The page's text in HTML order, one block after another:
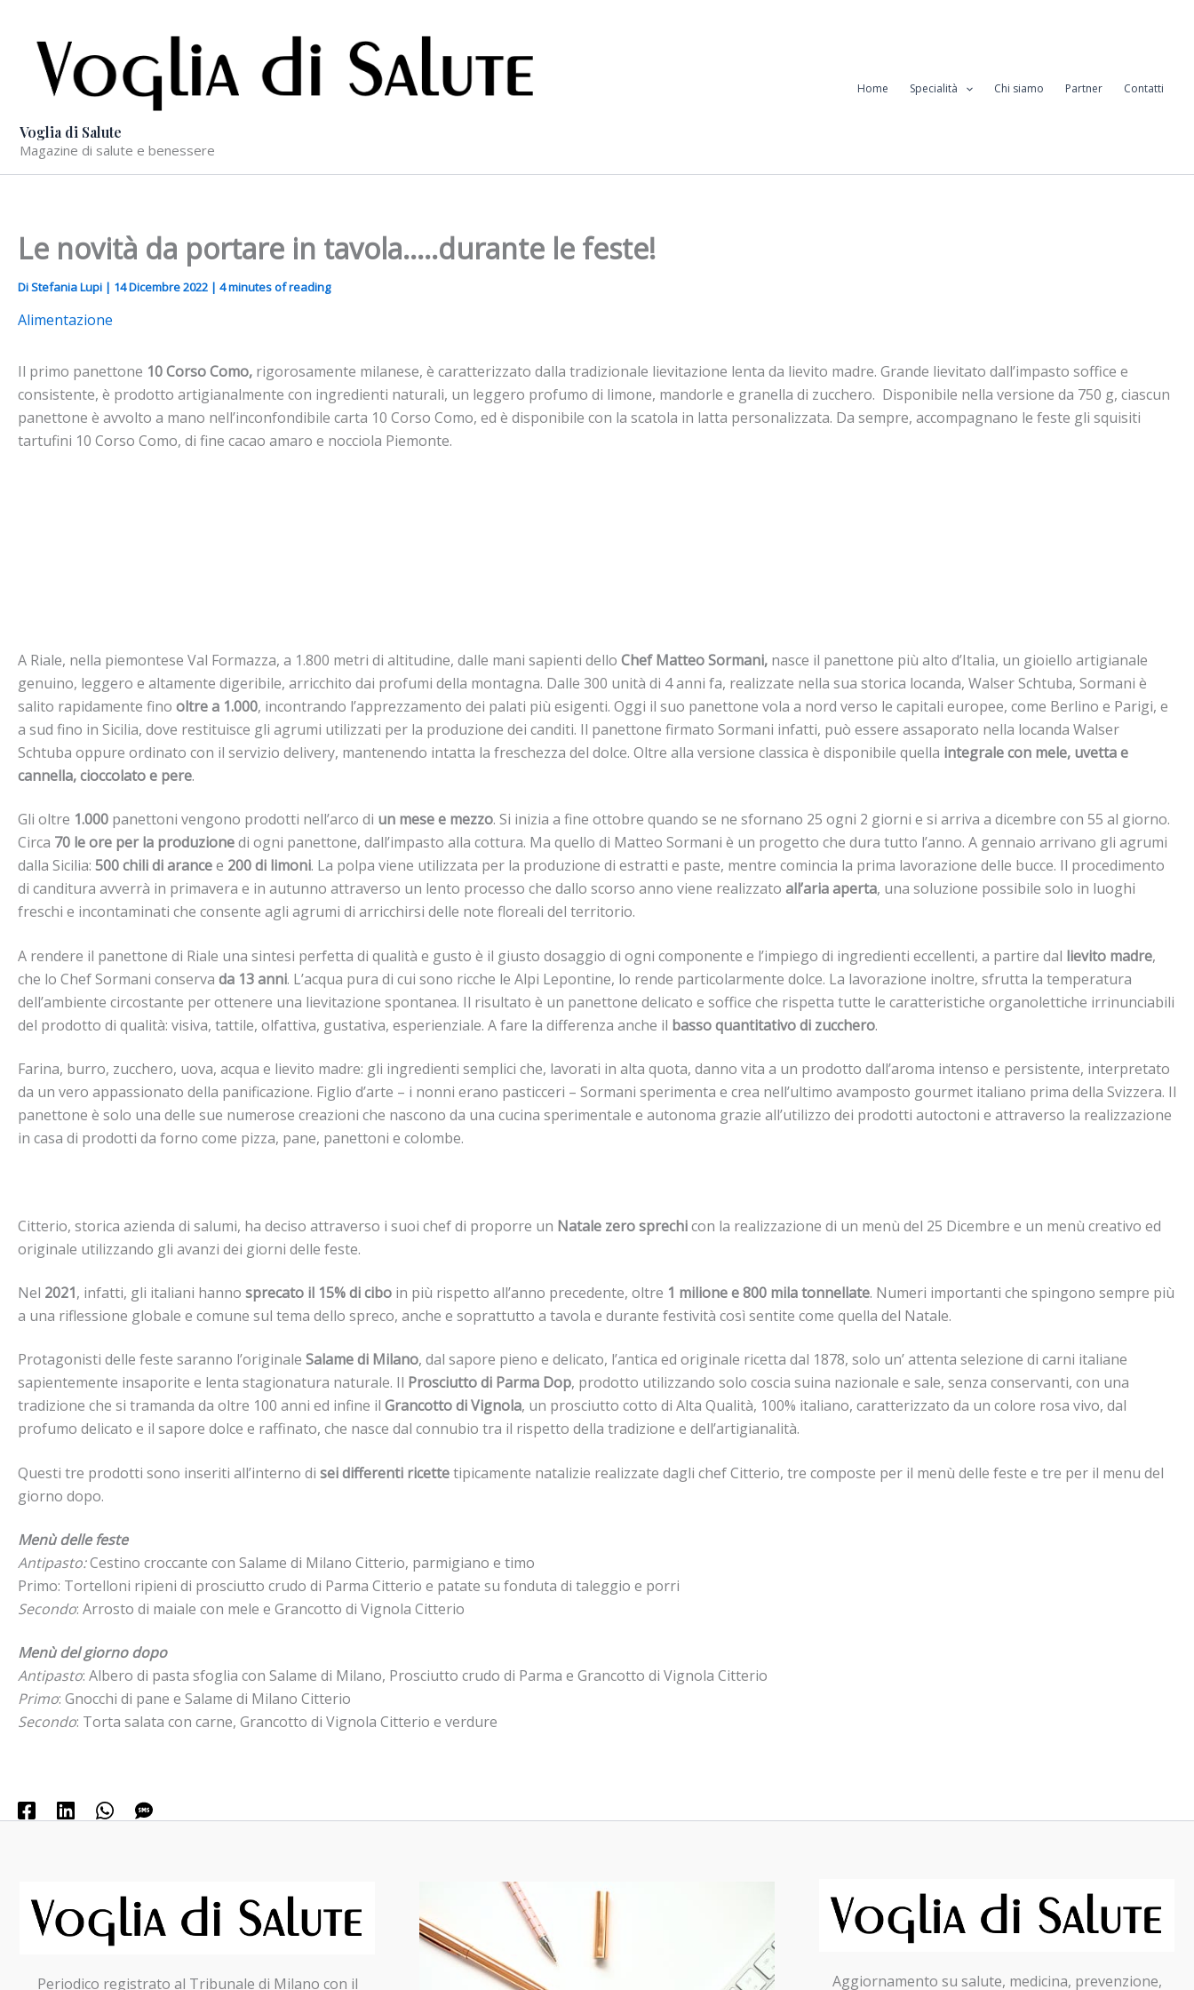
contenuto
Voglia di Salute
Magazine di salute e benessere
Home Specialità Chi siamo Partner Contatti
Le novità da portare in tavola…..durante le feste!
DiStefania Lupi | 14 Dicembre 2022 | 4 minutes of reading
Alimentazione
Il primo panettone 10 Corso Como, rigorosamente milanese, è caratterizzato dalla tradizionale lievitazione lenta da lievito madre. Grande lievitato dall’impasto soffice e
consistente, è prodotto artigianalmente con ingredienti naturali, un leggero profumo di limone, mandorle e granella di zucchero. Disponibile nella versione da 750 g, ciascun
panettone è avvolto a mano nell’inconfondibile carta 10 Corso Como, ed è disponibile con la scatola in latta personalizzata. Da sempre, accompagnano le feste gli squisiti
tartufini 10 Corso Como, di fine cacao amaro e nocciola Piemonte.
A Riale, nella piemontese Val Formazza, a 1.800 metri di altitudine, dalle mani sapienti dello Chef Matteo Sormani, nasce il panettone più alto d’Italia, un gioiello artigianale
genuino, leggero e altamente digeribile, arricchito dai profumi della montagna. Dalle 300 unità di 4 anni fa, realizzate nella sua storica locanda, Walser Schtuba, Sormani è
salito rapidamente fino oltre a 1.000, incontrando l’apprezzamento dei palati più esigenti. Oggi il suo panettone vola a nord verso le capitali europee, come Berlino e Parigi, e
a sud fino in Sicilia, dove restituisce gli agrumi utilizzati per la produzione dei canditi. Il panettone firmato Sormani infatti, può essere assaporato nella locanda Walser
Schtuba oppure ordinato con il servizio delivery, mantenendo intatta la freschezza del dolce. Oltre alla versione classica è disponibile quella integrale con mele, uvetta e
cannella, cioccolato e pere.
Gli oltre 1.000 panettoni vengono prodotti nell’arco di un mese e mezzo. Si inizia a fine ottobre quando se ne sfornano 25 ogni 2 giorni e si arriva a dicembre con 55 al giorno.
Circa 70 le ore per la produzionedi ogni panettone, dall’impasto alla cottura. Ma quello di Matteo Sormani è un progetto che dura tutto l’anno. A gennaio arrivano gli agrumi
dalla Sicilia: 500 chili di arancee 200 di limoni. La polpa viene utilizzata per la produzione di estratti e paste, mentre comincia la prima lavorazione delle bucce. Il procedimento
di canditura avverrà in primavera e in autunno attraverso un lento processo che dallo scorso anno viene realizzato all’aria aperta, una soluzione possibile solo in luoghi
freschi e incontaminati che consente agli agrumi di arricchirsi delle note floreali del territorio.
A rendere il panettone di Riale una sintesi perfetta di qualità e gusto è il giusto dosaggio di ogni componente e l’impiego di ingredienti eccellenti, a partire dal lievito madre,
che lo Chef Sormani conserva da 13 anni. L’acqua pura di cui sono ricche le Alpi Lepontine, lo rende particolarmente dolce. La lavorazione inoltre, sfrutta la temperatura
dell’ambiente circostante per ottenere una lievitazione spontanea. Il risultato è un panettone delicato e soffice che rispetta tutte le caratteristiche organolettiche irrinunciabili
del prodotto di qualità: visiva, tattile, olfattiva, gustativa, esperienziale. A fare la differenza anche il basso quantitativo di zucchero.
Farina, burro, zucchero, uova, acqua e lievito madre: gli ingredienti semplici che, lavorati in alta quota, danno vita a un prodotto dall’aroma intenso e persistente, interpretato
da un vero appassionato della panificazione. Figlio d’arte – i nonni erano pasticceri – Sormani sperimenta e crea nell’ultimo avamposto gourmet italiano prima della Svizzera. Il
panettone è solo una delle sue numerose creazioni che nascono da una cucina sperimentale e autonoma grazie all’utilizzo dei prodotti autoctoni e attraverso la realizzazione
in casa di prodotti da forno come pizza, pane, panettoni e colombe.
Citterio, storica azienda di salumi, ha deciso attraverso i suoi chef di proporre un Natale zero sprechicon la realizzazione di un menù del 25 Dicembre e un menù creativo ed
originale utilizzando gli avanzi dei giorni delle feste.
Nel 2021, infatti, gli italiani hanno sprecato il 15% di cibo in più rispetto all’anno precedente, oltre 1 milione e 800 mila tonnellate. Numeri importanti che spingono sempre più
a una riflessione globale e comune sul tema dello spreco, anche e soprattutto a tavola e durante festività così sentite come quella del Natale.
Protagonisti delle feste saranno l’originale Salame di Milano, dal sapore pieno e delicato, l’antica ed originale ricetta dal 1878, solo un’ attenta selezione di carni italiane
sapientemente insaporite e lenta stagionatura naturale. Il Prosciutto di Parma Dop, prodotto utilizzando solo coscia suina nazionale e sale, senza conservanti, con una
tradizione che si tramanda da oltre 100 anni ed infine il Grancotto di Vignola, un prosciutto cotto di Alta Qualità, 100% italiano, caratterizzato da un colore rosa vivo, dal
profumo delicato e il sapore dolce e raffinato, che nasce dal connubio tra il rispetto della tradizione e dell’artigianalità.
Questi tre prodotti sono inseriti all’interno di sei differenti ricettetipicamente natalizie realizzate dagli chef Citterio, tre composte per il menù delle feste e tre per il menu del
giorno dopo.
Menù delle feste
Antipasto:Cestino croccante con Salame di Milano Citterio, parmigiano e timo
Primo: Tortelloni ripieni di prosciutto crudo di Parma Citterio e patate su fonduta di taleggio e porri
Secondo: Arrosto di maiale con mele e Grancotto di Vignola Citterio
Menù del giorno dopo
Antipasto: Albero di pasta sfoglia con Salame di Milano, Prosciutto crudo di Parma e Grancotto di Vignola Citterio
Primo: Gnocchi di pane e Salame di Milano Citterio
Secondo: Torta salata con carne, Grancotto di Vignola Citterio e verdure
Periodico registrato al Tribunale di Milano con il Aggiornamento su salute, medicina, prevenzione,